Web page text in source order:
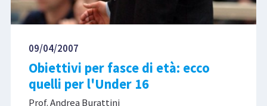
09/04/2007
Obiettivi per fasce di età: ecco
quelli per l'Under 16
Prof. Andrea Burattini